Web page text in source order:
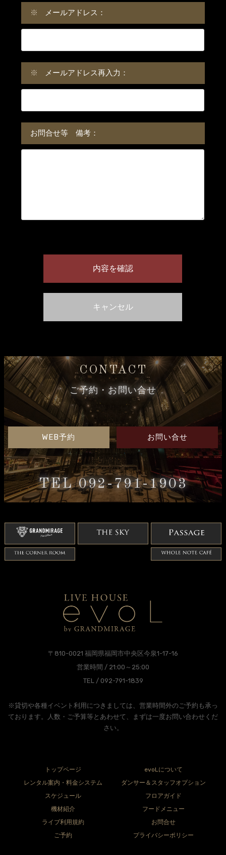
※ メールアドレス：
※ メールアドレス再入力：
お問合せ等 備考：
CONTACT
ご予約・お問い合せ
WEB予約 お問い合せ
TEL 092-791-1903
〒810-0021 福岡県福岡市中央区今泉1-17-16
営業時間 / 21:00～25:00
TEL / 092-791-1839
※貸切や各種イベント利用につきましては、営業時間外のご予約も承っ
ております。人数・ご予算等とあわせて、まずは一度お問い合わせくだ
さい。
トップページ
evoLについて
レンタル案内・料金システム
ダンサー＆スタッフオプション
スケジュール
フロアガイド
機材紹介
フードメニュー
ライブ利用規約
お問合せ
ご予約
プライバシーポリシー